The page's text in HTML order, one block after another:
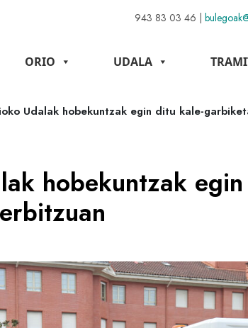
943 83 03 46 |
ORIO UDALA
Udalak hobekuntzak egin ditu kale-
hobekuntzak